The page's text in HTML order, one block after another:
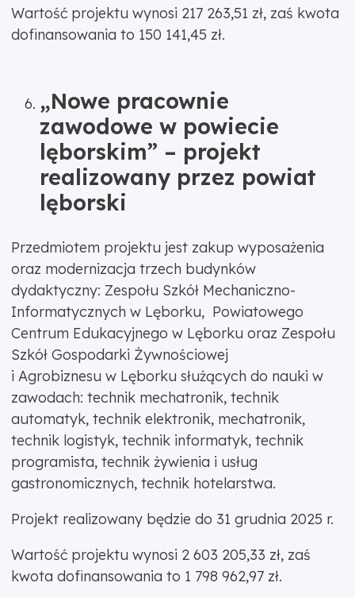
Wartość projektu wynosi 217 263,51 zł, zaś kwota
dofinansowania to 150 141,45 zł.
„Nowe pracownie
zawodowe w powiecie
lęborskim” – projekt
realizowany przez powiat
lęborski
Przedmiotem projektu jest zakup wyposażenia
oraz modernizacja trzech budynków
dydaktyczny: Zespołu Szkół Mechaniczno-
Informatycznych w Lęborku, Powiatowego
Centrum Edukacyjnego w Lęborku oraz Zespołu
Szkół Gospodarki Żywnościowej
i Agrobiznesu w Lęborku służących do nauki w
zawodach: technik mechatronik, technik
automatyk, technik elektronik, mechatronik,
technik logistyk, technik informatyk, technik
programista, technik żywienia i usług
gastronomicznych, technik hotelarstwa.
Projekt realizowany będzie do 31 grudnia 2025 r.
Wartość projektu wynosi 2 603 205,33 zł, zaś
kwota dofinansowania to 1 798 962,97 zł.